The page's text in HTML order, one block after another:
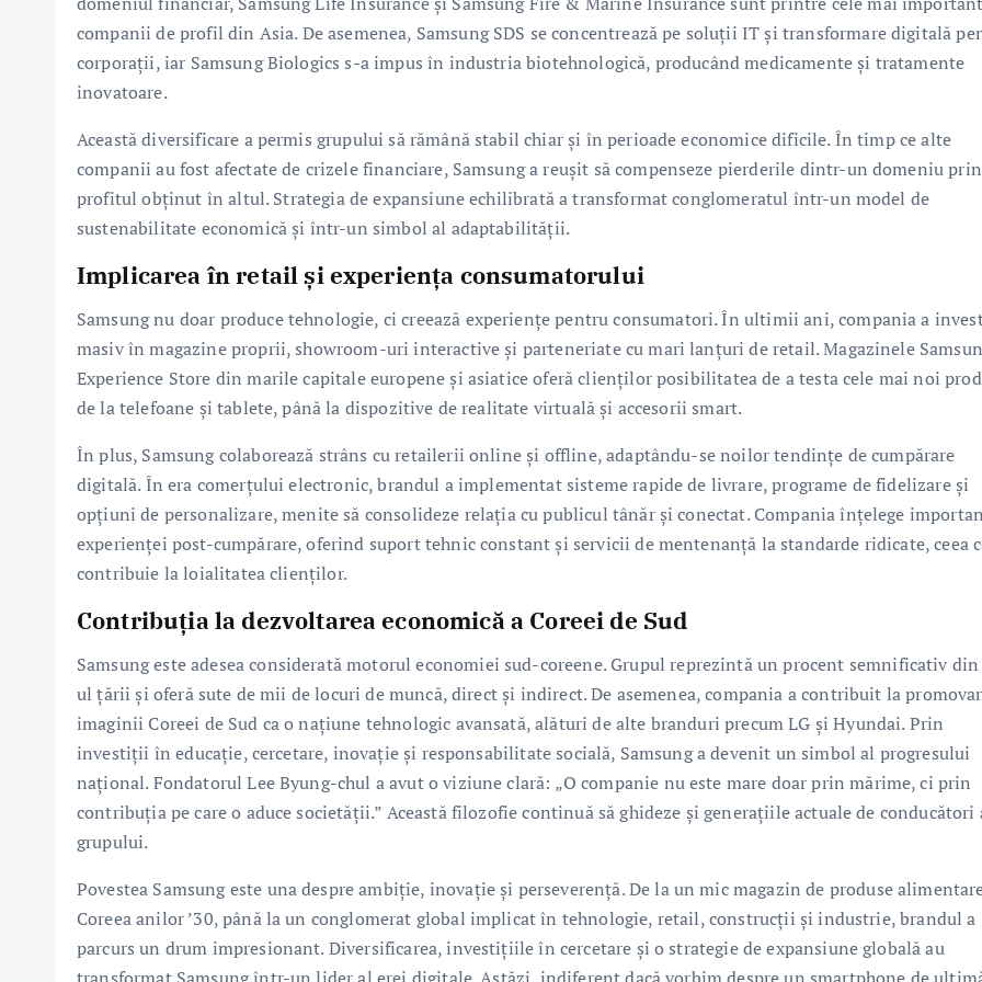
companii de profil din Asia. De asemenea, Samsung SDS se concentrează pe soluții IT și transformare digitală
corporații, iar Samsung Biologics s-a impus în industria biotehnologică, producând medicamente și tratamente
inovatoare.
Această diversificare a permis grupului să rămână stabil chiar și în perioade economice dificile. În timp ce alte
companii au fost afectate de crizele financiare, Samsung a reușit să compenseze pierderile dintr-un domeniu prin
profitul obținut în altul. Strategia de expansiune echilibrată a transformat conglomeratul într-un model de
sustenabilitate economică și într-un simbol al adaptabilității.
Implicarea în retail și experiența consumatorului
Samsung nu doar produce tehnologie, ci creează experiențe pentru consumatori. În ultimii ani, compania a
masiv în magazine proprii, showroom-uri interactive și parteneriate cu mari lanțuri de retail. Magazinele
Experience Store din marile capitale europene și asiatice oferă clienților posibilitatea de a testa cele mai noi
de la telefoane și tablete, până la dispozitive de realitate virtuală și accesorii smart.
În plus, Samsung colaborează strâns cu retailerii online și offline, adaptându-se noilor tendințe de cumpărare
digitală. În era comerțului electronic, brandul a implementat sisteme rapide de livrare, programe de fidelizare și
opțiuni de personalizare, menite să consolideze relația cu publicul tânăr și conectat. Compania înțelege
experienței post-cumpărare, oferind suport tehnic constant și servicii de mentenanță la standarde ridicate, ceea
contribuie la loialitatea clienților.
Contribuția la dezvoltarea economică a Coreei de Sud
Samsung este adesea considerată motorul economiei sud-coreene. Grupul reprezintă un procent semnificativ
ul țării și oferă sute de mii de locuri de muncă, direct și indirect. De asemenea, compania a contribuit la
imaginii Coreei de Sud ca o națiune tehnologic avansată, alături de alte branduri precum LG și Hyundai. Prin
investiții în educație, cercetare, inovație și responsabilitate socială, Samsung a devenit un simbol al progresului
național. Fondatorul Lee Byung-chul a avut o viziune clară: „O companie nu este mare doar prin mărime, ci prin
contribuția pe care o aduce societății.” Această filozofie continuă să ghideze și generațiile actuale de conducători
grupului.
Povestea Samsung este una despre ambiție, inovație și perseverență. De la un mic magazin de produse
Coreea anilor ’30, până la un conglomerat global implicat în tehnologie, retail, construcții și industrie, brandul a
parcurs un drum impresionant. Diversificarea, investițiile în cercetare și o strategie de expansiune globală au